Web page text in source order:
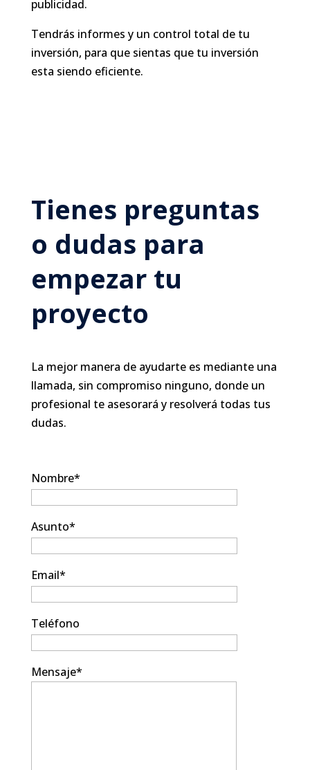
publicidad.
Tendrás informes y un control total de tu
inversión, para que sientas que tu inversión
esta siendo eficiente.
Tienes preguntas
o dudas para
empezar tu
proyecto
La mejor manera de ayudarte es mediante una
llamada, sin compromiso ninguno, donde un
profesional te asesorará y resolverá todas tus
dudas.
Nombre*
Asunto*
Email*
Teléfono
Mensaje*